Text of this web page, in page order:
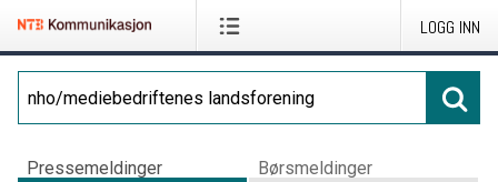
LOGG INN
Pressemeldinger Børsmeldinger